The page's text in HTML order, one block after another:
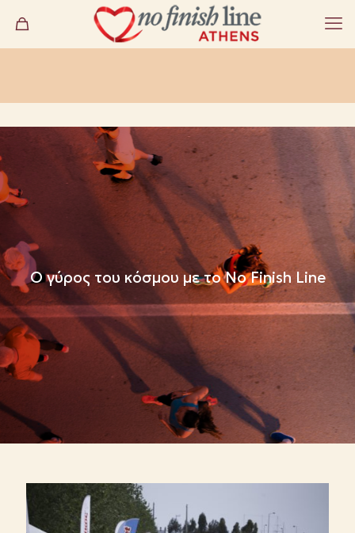
O γύρος του κόσμου με το No Finish Line